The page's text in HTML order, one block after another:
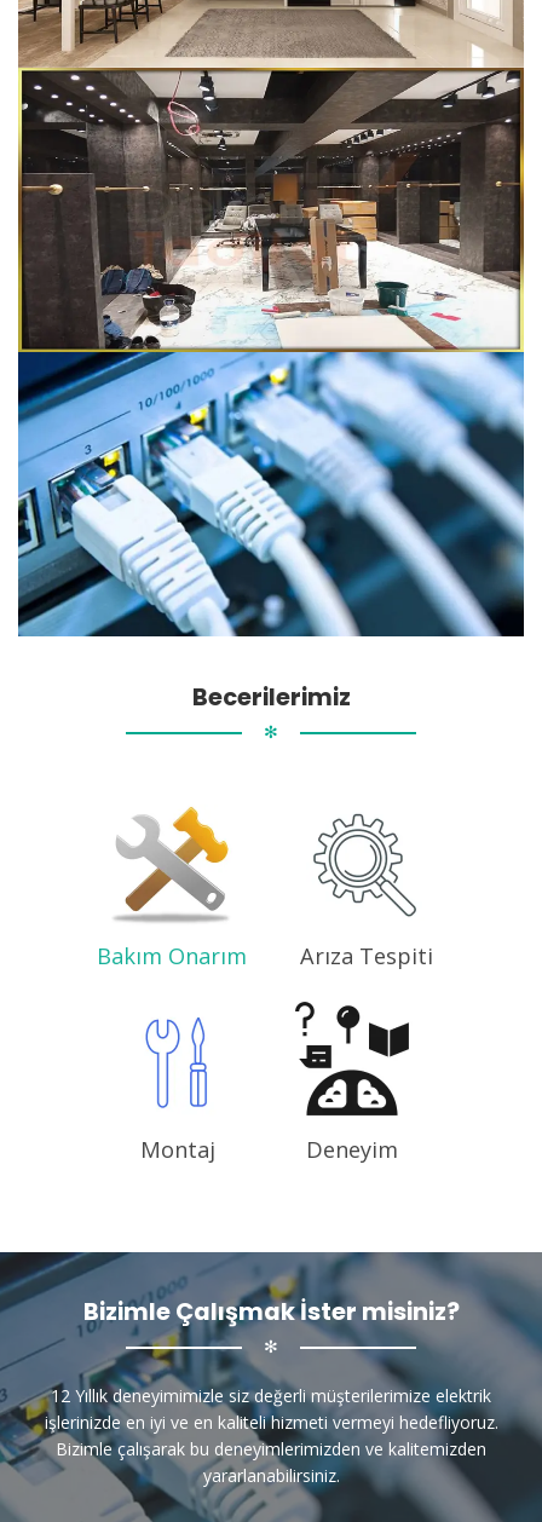
Becerilerimiz
✻
Bakım Onarım Arıza Tespiti
Montaj Deneyim
Bizimle Çalışmak İster misiniz?
✻
12 Yıllık deneyimimizle siz değerli müşterilerimize elektrik
işlerinizde en iyi ve en kaliteli hizmeti vermeyi hedefliyoruz.
Bizimle çalışarak bu deneyimlerimizden ve kalitemizden
yararlanabilirsiniz.